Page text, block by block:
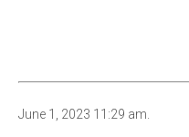
June 1, 2023 11:29 am.